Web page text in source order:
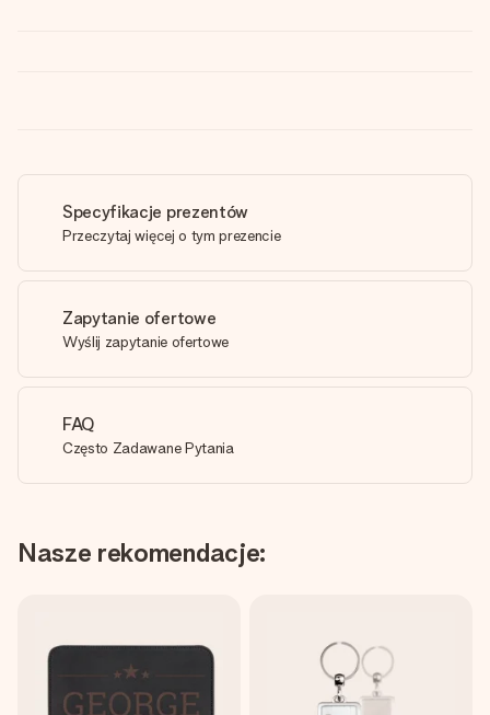
Specyfikacje prezentów
Przeczytaj więcej o tym prezencie
Zapytanie ofertowe
Wyślij zapytanie ofertowe
FAQ
Często Zadawane Pytania
Nasze rekomendacje: